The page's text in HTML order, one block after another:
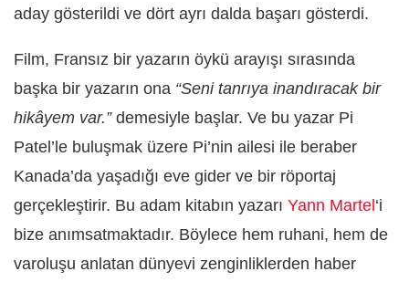
aday gösterildi ve dört ayrı dalda başarı gösterdi.
Film, Fransız bir yazarın öykü arayışı sırasında
başka bir yazarın ona “Seni tanrıya inandıracak bir
hikâyem var.”demesiyle başlar. Ve bu yazar Pi
Patel’le buluşmak üzere Pi’nin ailesi ile beraber
Kanada’da yaşadığı eve gider ve bir röportaj
gerçekleştirir. Bu adam kitabın yazarı Yann Martel‘i
bize anımsatmaktadır. Böylece hem ruhani, hem de
varoluşu anlatan dünyevi zenginliklerden haber